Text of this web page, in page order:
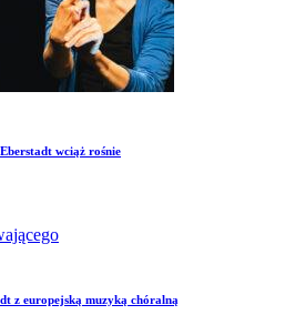
wciąż rośnie
z europejską muzyką chóralną